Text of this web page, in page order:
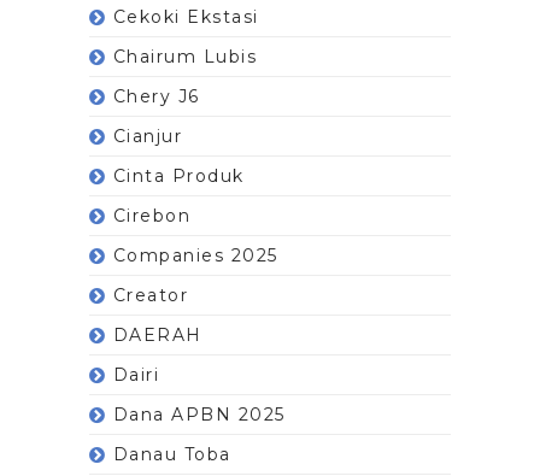
Cekoki Ekstasi
Chairum Lubis
Chery J6
Cianjur
Cinta Produk
Cirebon
Companies 2025
Creator
DAERAH
Dairi
Dana APBN 2025
Danau Toba